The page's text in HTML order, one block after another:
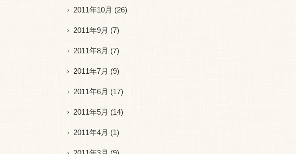
2011年10月 (26)
2011年9月 (7)
2011年8月 (7)
2011年7月 (9)
2011年6月 (17)
2011年5月 (14)
2011年4月 (1)